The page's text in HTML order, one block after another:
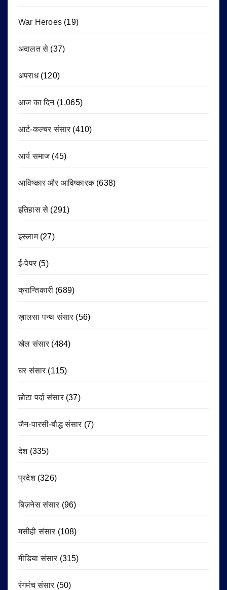
War Heroes (19)
अदालत से (37)
अपराध(120)
आज का दिन(1,065)
आर्ट-कल्चर संसार (410)
आर्य समाज(45)
आविष्कार और आविष्कारक(638)
इतिहास से (291)
इस्लाम(27)
ई-पेपर (5)
क्रान्तिकारी (689)
ख़ालसा पन्थ संसार (56)
खेल संसार (484)
घर संसार (115)
छोटा पर्दा संसार(37)
जैन-पारसी-बौद्ध संसार (7)
देश(335)
प्रदेश(326)
बिज़नेस संसार (96)
मसीही संसार (108)
मीडिया संसार (315)
रंगमंच संसार (50)